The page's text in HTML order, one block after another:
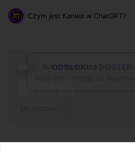
Czym jest Kanwa w ChatGPT? |
magictmCzym jest Kanwa w ChatGPT?
ODBLOKUJ DOSTĘP
Autoodtwarzanie